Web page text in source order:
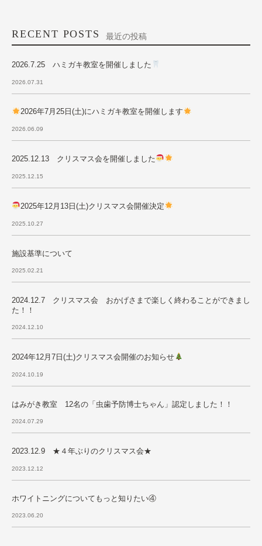
RECENT POSTS 最近の投稿
2026.7.25 ハミガキ教室を開催しました
2026.07.31
2026年7月25日(土)にハミガキ教室を開催します
2026.06.09
2025.12.13 クリスマス会を開催しました
2025.12.15
2025年12月13日(土)クリスマス会開催決定
2025.10.27
施設基準について
2025.02.21
2024.12.7 クリスマス会 おかげさまで楽しく終わることができまし
た！！
2024.12.10
2024年12月7日(土)クリスマス会開催のお知らせ
2024.10.19
はみがき教室 12名の「虫歯予防博士ちゃん」認定しました！！
2024.07.29
2023.12.9 ★４年ぶりのクリスマス会★
2023.12.12
ホワイトニングについてもっと知りたい④
2023.06.20